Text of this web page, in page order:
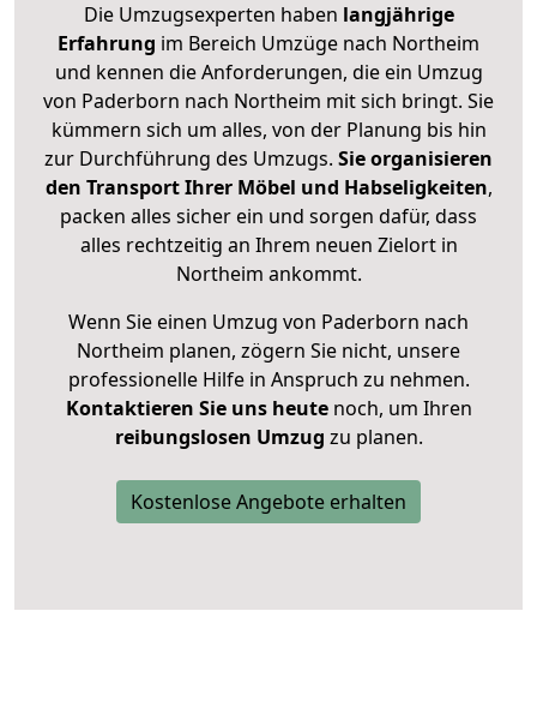
Die Umzugsexperten haben langjährige
Erfahrung im Bereich Umzüge nach Northeim
und kennen die Anforderungen, die ein Umzug
von Paderborn nach Northeim mit sich bringt. Sie
kümmern sich um alles, von der Planung bis hin
zur Durchführung des Umzugs. Sie organisieren
den Transport Ihrer Möbel und Habseligkeiten,
packen alles sicher ein und sorgen dafür, dass
alles rechtzeitig an Ihrem neuen Zielort in
Northeim ankommt.
Wenn Sie einen Umzug von Paderborn nach
Northeim planen, zögern Sie nicht, unsere
professionelle Hilfe in Anspruch zu nehmen.
Kontaktieren Sie uns heutenoch, um Ihren
reibungslosen Umzug zu planen.
Kostenlose Angebote erhalten